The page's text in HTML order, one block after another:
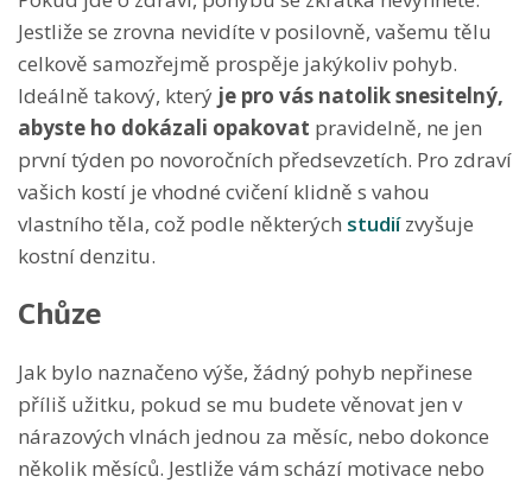
Jestliže se zrovna nevidíte v posilovně, vašemu tělu
celkově samozřejmě prospěje jakýkoliv pohyb.
Ideálně takový, který je pro vás natolik snesitelný,
abyste ho dokázali opakovat pravidelně, ne jen
první týden po novoročních předsevzetích. Pro zdraví
vašich kostí je vhodné cvičení klidně s vahou
vlastního těla, což podle některých studiízvyšuje
kostní denzitu.
Chůze
Jak bylo naznačeno výše, žádný pohyb nepřinese
příliš užitku, pokud se mu budete věnovat jen v
nárazových vlnách jednou za měsíc, nebo dokonce
několik měsíců. Jestliže vám schází motivace nebo